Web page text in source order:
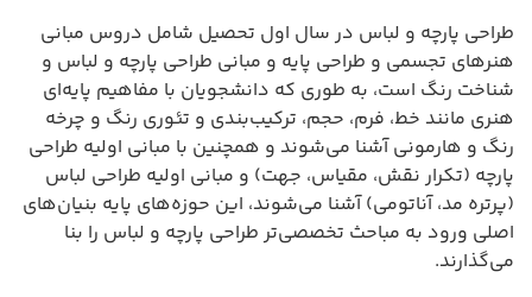
طراحی پارچه و لباس در سال اول تحصیل شامل دروس مبانی
هنرهای تجسمی و طراحی پایه و مبانی طراحی پارچه و لباس و
شناخت رنگ است، به طوری که دانشجویان با مفاهیم پایه‌ای
هنری مانند خط، فرم، حجم، ترکیب‌بندی و تئوری رنگ و چرخه
رنگ و هارمونی آشنا می‌شوند و همچنین با مبانی اولیه طراحی
پارچه (تکرار نقش، مقیاس، جهت) و مبانی اولیه طراحی لباس
(پرتره مد، آناتومی) آشنا می‌شوند، این حوزه‌های پایه بنیان‌های
اصلی ورود به مباحث تخصصی‌تر طراحی پارچه و لباس را بنا
می‌گذارند.